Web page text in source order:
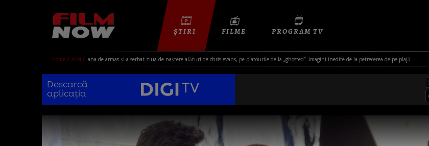
ȘTIRI FILME PROGRAM TV
home stiri ana de armas și-a serbat ziua de naștere alături de chris evans, pe platourile de la „ghosted”. imagini inedite de la petrecerea de pe plajă
Descarcă
aplicația